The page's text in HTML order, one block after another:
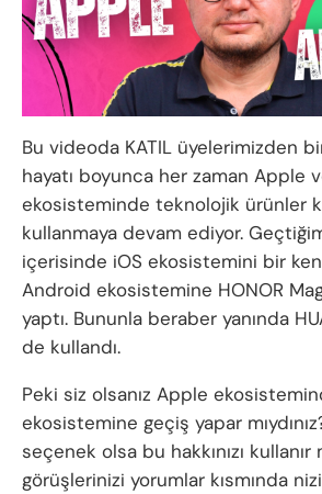
Bu videoda KATIL üyelerimizden
hayatı boyunca her zaman Apple
ekosisteminde teknolojik ürünler
kullanmaya devam ediyor.
içerisinde iOS ekosistemini bir
Android ekosistemine HONOR
yaptı. Bununla beraber yanında
de kullandı.
Peki siz olsanız Apple
ekosistemine geçiş yapar
seçenek olsa bu hakkınızı kullanır
görüşlerinizi yorumlar kısmında